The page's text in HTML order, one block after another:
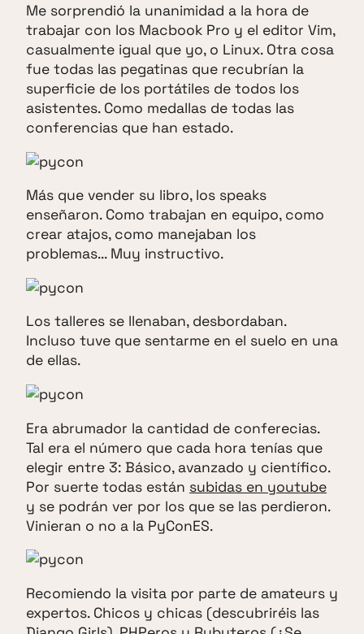
Me sorprendió la unanimidad a la hora de
trabajar con los Macbook Pro y el editor Vim,
casualmente igual que yo, o Linux. Otra cosa
fue todas las pegatinas que recubrían la
superficie de los portátiles de todos los
asistentes. Como medallas de todas las
conferencias que han estado.
Más que vender su libro, los speaks
enseñaron. Como trabajan en equipo, como
crear atajos, como manejaban los
problemas... Muy instructivo.
Los talleres se llenaban, desbordaban.
Incluso tuve que sentarme en el suelo en una
de ellas.
Era abrumador la cantidad de conferecias.
Tal era el número que cada hora tenías que
elegir entre 3: Básico, avanzado y científico.
Por suerte todas están subidas en youtube
y se podrán ver por los que se las perdieron.
Vinieran o no a la PyConES.
Recomiendo la visita por parte de amateurs y
expertos. Chicos y chicas (descubriréis las